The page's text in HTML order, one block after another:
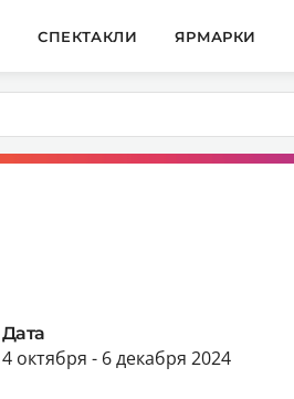
СПЕКТАКЛИ ЯРМАРКИ
Дата
4 октября - 6 декабря 2024